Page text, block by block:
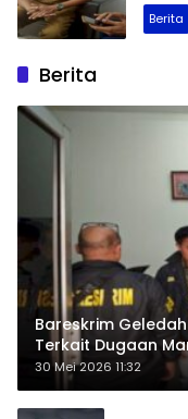
Berita
Berita
Bareskrim
Terkait Dugaan
30 Mei 2026 11:32